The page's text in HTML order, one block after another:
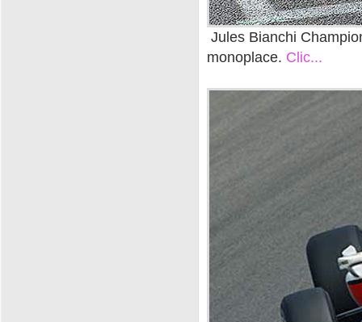
Jules Bianchi
monoplace. Clic...